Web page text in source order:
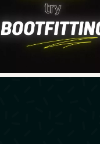
Foot pain ? Try
Bootfitting –
commercial